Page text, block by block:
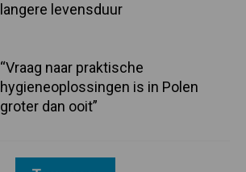
langere levensduur
“Vraag naar praktische
hygieneoplossingen is in Polen
groter dan ooit”